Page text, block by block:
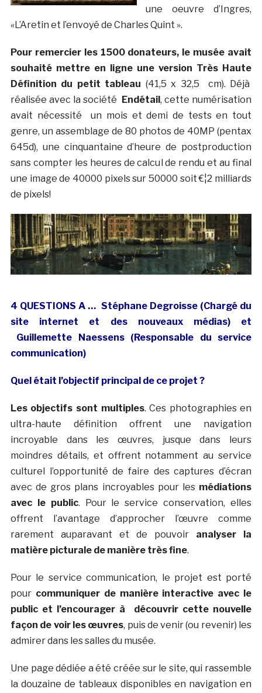
une oeuvre d’Ingres,
«L’Aretin et l’envoyé de Charles Quint ».
Pour remercier les 1500 donateurs, le musée avait
souhaité mettre en ligne une version Très Haute
Définition du petit tableau (41,5 x 32,5 cm). Déjà
réalisée avec la société
Endétail, cette numérisation
avait nécessité un mois et demi de tests en tout
genre, un assemblage de 80 photos de 40MP (pentax
645d), une cinquantaine d’heure de postproduction
sans compter les heures de calcul de rendu et au final
une image de 40000 pixels sur 50000 soit €¦2 milliards
de pixels!
4 QUESTIONS A … Stéphane Degroisse (Chargé du
site internet et des nouveaux médias) et
Guillemette Naessens (Responsable du service
communication)
Quel était l’objectif principal de ce projet ?
Les objectifs sont multiples. Ces photographies en
ultra-haute définition offrent une navigation
incroyable dans les œuvres, jusque dans leurs
moindres détails, et offrent notamment au service
culturel l’opportunité de faire des captures d’écran
avec de gros plans incroyables pour lesmédiations
avec le public. Pour le service conservation, elles
offrent l’avantage d’approcher l’œuvre comme
rarement auparavant et de pouvoir analyser la
matière picturale de manière très fine.
Pour le service communication, le projet est porté
pour communiquer de manière interactive avec le
public et l’encourager à découvrir cette nouvelle
façon de voir les œuvres, puis de venir (ou revenir) les
admirer dans les salles du musée.
Une page dédiée a été créée sur le site, qui rassemble
la douzaine de tableaux disponibles en navigation en